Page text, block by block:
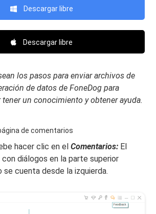
Descargar libre
Descargar libre
los pasos para enviar archivos de
de datos de FoneDog para
un conocimiento y obtener ayuda.
de comentarios
hacer clic en elComentarios: El
diálogos en la parte superior
se cuenta desde la izquierda.